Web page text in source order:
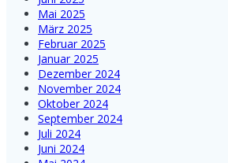
Mai 2025
März 2025
Februar 2025
Januar 2025
Dezember 2024
November 2024
Oktober 2024
September 2024
Juli 2024
Juni 2024